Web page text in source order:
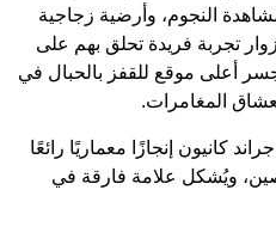
النجوم، وأرضية زجاجية
تجربة فريدة تحلق بهم على
أعلى موقع للقفز بالحبال في
المغامرات.
كانيون إنجازًا معماريًا رائعًا
ويُشكل علامة فارقة في